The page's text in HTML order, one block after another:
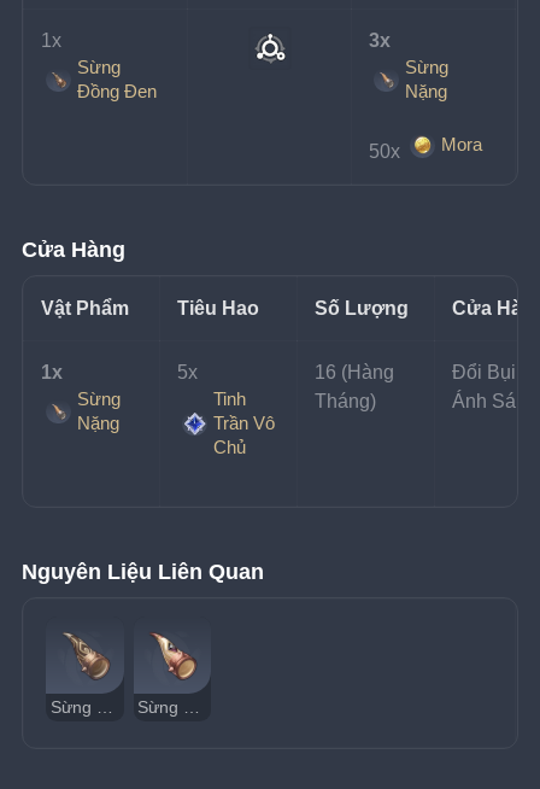
1x
Sừng
Đồng Đen
3x
Sừng
Nặng
50x Mora
Cửa Hàng
Vật Phẩm Tiêu Hao Số Lượng Cửa
1x
Sừng
Nặng
5x
Tinh
Trần Vô
Chủ
16 (Hàng
Tháng)
Đổi Bụi
Ánh Sáng
Nguyên Liệu Liên Quan